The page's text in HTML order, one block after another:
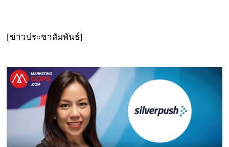
[ข่าวประชาสัมพันธ์]